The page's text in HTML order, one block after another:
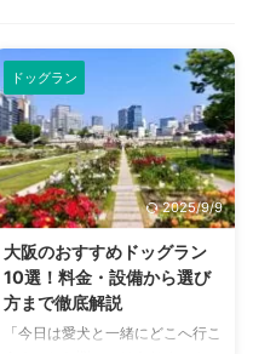
ドッグラン
2025/9/9
大阪のおすすめドッグラン
10選！料金・設備から選び
方まで徹底解説
「今日は愛犬と一緒にどこへ行こ